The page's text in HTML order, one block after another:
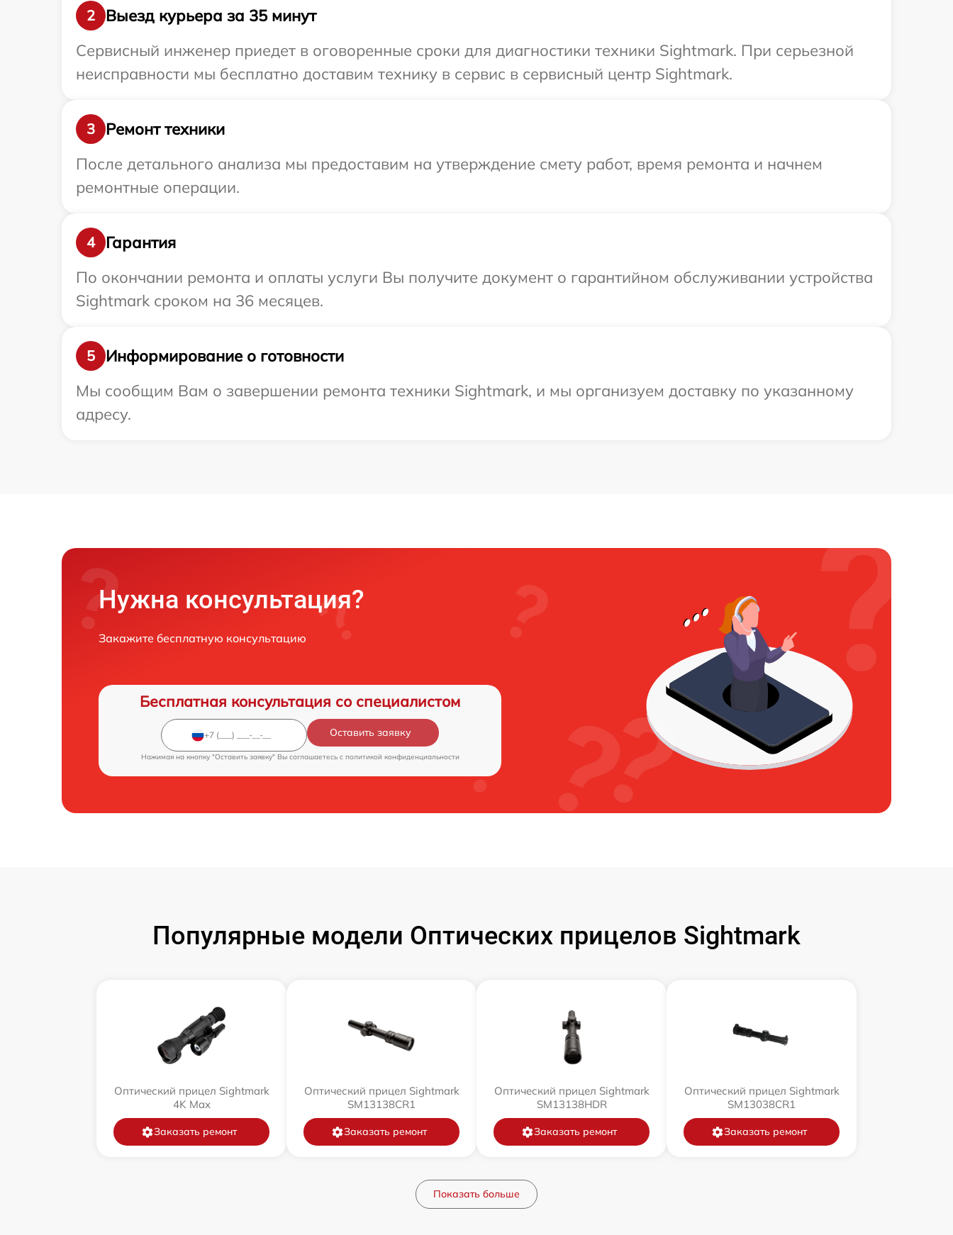
2
Выезд курьера за 35 минут
Сервисный инженер приедет в оговоренные сроки для диагностики техники Sightmark. При серьезной
неисправности мы бесплатно доставим технику в сервис в сервисный центр Sightmark.
3
Ремонт техники
После детального анализа мы предоставим на утверждение смету работ, время ремонта и начнем
ремонтные операции.
4
Гарантия
По окончании ремонта и оплаты услуги Вы получите документ о гарантийном обслуживании устройства
Sightmark сроком на 36 месяцев.
5
Информирование о готовности
Мы сообщим Вам о завершении ремонта техники Sightmark, и мы организуем доставку по указанному
адресу.
Нужна консультация?
Закажите бесплатную консультацию
Бесплатная консультация со специалистом
Оставить заявку
Нажимая на кнопку "Оставить заявку" Вы соглашаетесь c политикой конфиденциальности
Популярные модели Оптических прицелов Sightmark
Оптический прицел Sightmark
4K Max
Заказать ремонт
Оптический прицел Sightmark
SM13138CR1
Заказать ремонт
Оптический прицел Sightmark
SM13138HDR
Заказать ремонт
Оптический прицел Sightmark
SM13038CR1
Заказать ремонт
Показать больше